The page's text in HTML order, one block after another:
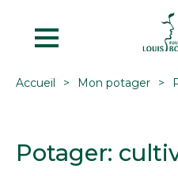
Accueil Mon potager
Potager: